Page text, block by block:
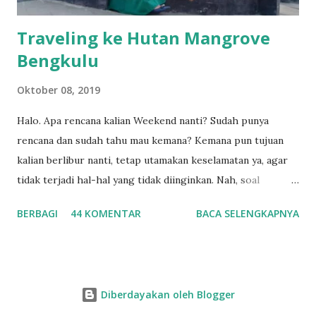
Traveling ke Hutan Mangrove
Bengkulu
Oktober 08, 2019
Halo. Apa rencana kalian Weekend nanti? Sudah punya
rencana dan sudah tahu mau kemana? Kemana pun tujuan
kalian berlibur nanti, tetap utamakan keselamatan ya, agar
tidak terjadi hal-hal yang tidak diinginkan. Nah, soal
nya bisa jalan-jalan ke Hutan Mangrove Bengkulu. Buat
di Kampung Sejahtera setelah Dermaga 1 menuju Pelabuhan
BERBAGI 44 KOMENTAR BACA SELENGKAPNYA
Diberdayakan oleh Blogger